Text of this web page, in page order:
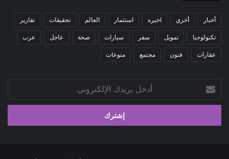
أخبار أخري اخيره استثمار العالم تحقيقات تقارير
تكنولوجيا تمويل سفر سيارات صحة عاجل عرب
عقارات فنون مجتمع منوعات
بريدك
الإلكتروني